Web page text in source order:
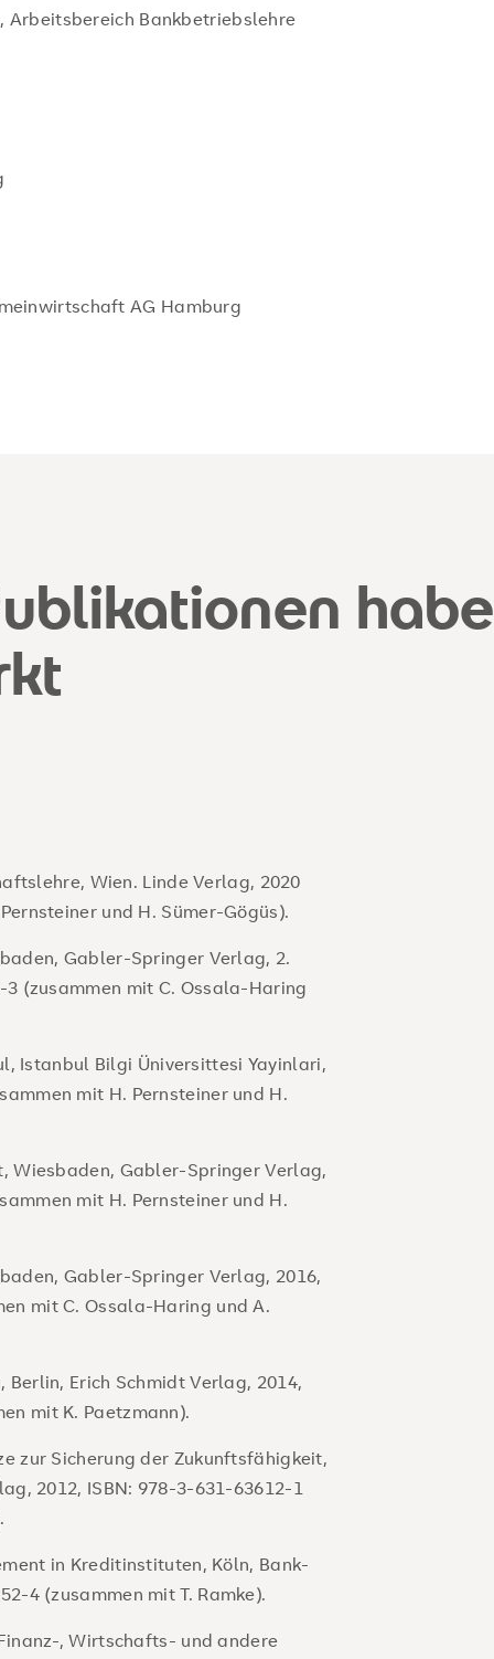
Arbeitsbereich Bankbetriebslehre
AG Hamburg
habe
Wien. Linde Verlag, 2020
und H. Sümer-Gögüs).
Gabler-Springer Verlag, 2.
(zusammen mit C. Ossala-Haring
Istanbul Bilgi Üniversittesi Yayinlari,
mit H. Pernsteiner und H.
Wiesbaden, Gabler-Springer Verlag,
mit H. Pernsteiner und H.
Gabler-Springer Verlag, 2016,
mit C. Ossala-Haring und A.
Berlin, Erich Schmidt Verlag, 2014,
mit K. Paetzmann).
zur Sicherung der Zukunftsfähigkeit,
2012, ISBN: 978-3-631-63612-1
in Kreditinstituten, Köln, Bank-
4 (zusammen mit T. Ramke).
, Wirtschafts- und andere